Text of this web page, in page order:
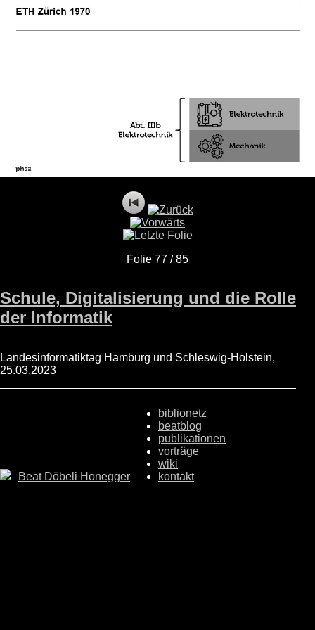
Folie 77 / 85
Schule, Digitalisierung und die Rolle
der Informatik
Landesinformatiktag Hamburg und Schleswig-Holstein,
25.03.2023
Beat Döbeli Honegger
biblionetz
beatblog
publikationen
vorträge
wiki
kontakt